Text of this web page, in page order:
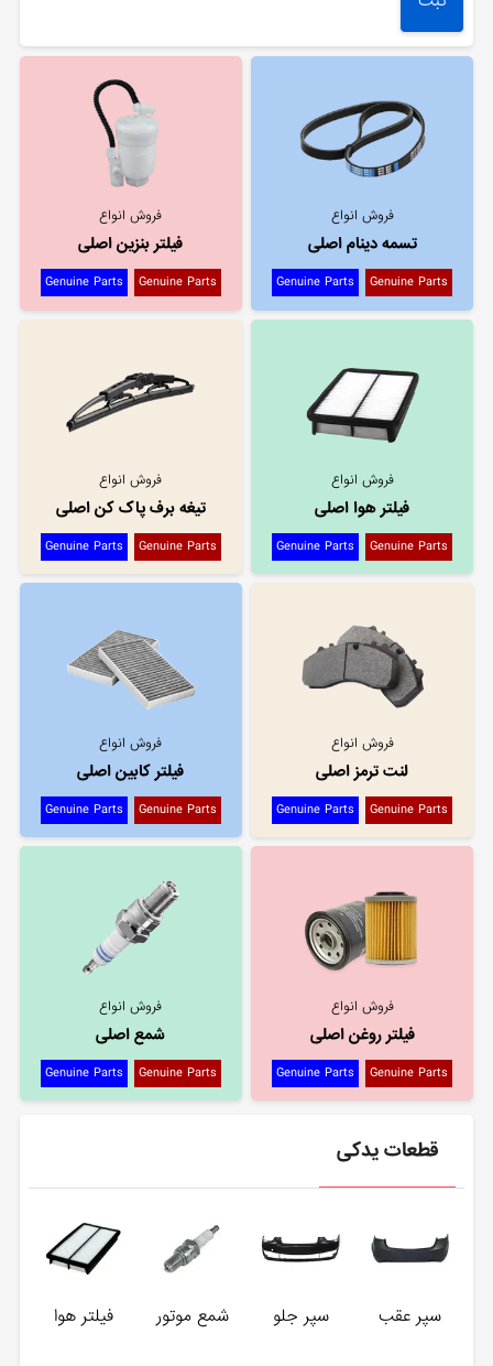
فروش انواع
تسمه دینام اصلی
Genuine Parts
Genuine Parts
فروش انواع
فیلتر بنزین اصلی
Genuine Parts
Genuine Parts
فروش انواع
فیلتر هوا اصلی
Genuine Parts
Genuine Parts
فروش انواع
تیغه برف پاک کن اصلی
Genuine Parts
Genuine Parts
فروش انواع
لنت ترمز اصلی
Genuine Parts
Genuine Parts
فروش انواع
فیلتر کابین اصلی
Genuine Parts
Genuine Parts
فروش انواع
فیلتر روغن اصلی
Genuine Parts
Genuine Parts
فروش انواع
شمع اصلی
Genuine Parts
Genuine Parts
قطعات یدکی
سپر عقب سپر جلو شمع موتور فیلتر هوا